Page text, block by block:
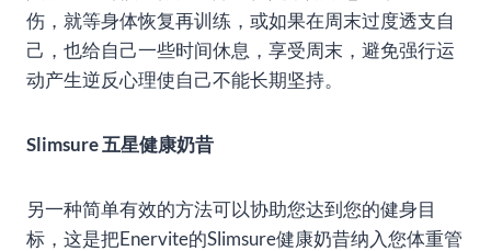
伤，就等身体恢复再训练，或如果在周末过度透支自
己，也给自己一些时间休息，享受周末，避免强行运
动产生逆反心理使自己不能长期坚持。
Slimsure 五星健康奶昔
另一种简单有效的方法可以协助您达到您的健身目
标，这是把Enervite的Slimsure健康奶昔纳入您体重管